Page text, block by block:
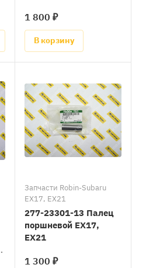
1 800 ₽
В корзину
Запчасти Robin-Subaru
EX17, EX21
277-23301-13 Палец
поршневой EX17,
EX21
1 300 ₽